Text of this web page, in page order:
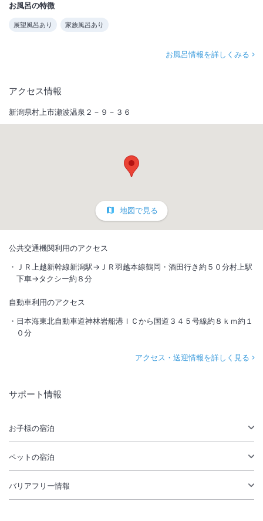
お風呂の特徴
展望風呂あり 家族風呂あり
お風呂情報を詳しくみる
アクセス情報
新潟県村上市瀬波温泉２－９－３６
地図で見る
公共交通機関利用のアクセス
ＪＲ上越新幹線新潟駅→ＪＲ羽越本線鶴岡・酒田行き約５０分村上駅
下車→タクシー約８分
自動車利用のアクセス
日本海東北自動車道神林岩船港ＩＣから国道３４５号線約８ｋｍ約１
０分
アクセス・送迎情報を詳しく見る
サポート情報
お子様の宿泊
ペットの宿泊
バリアフリー情報